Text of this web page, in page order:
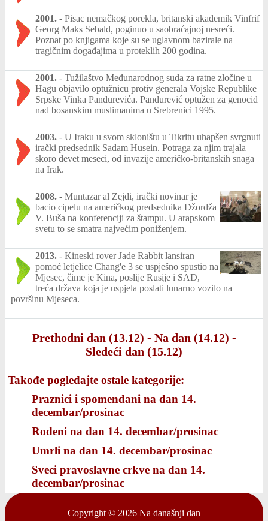
2001. - Pisac nemačkog porekla, britanski akademik Vinfrif
Georg Maks Sebald, poginuo u saobraćajnoj nesreći.
Poznat po knjigama koje su se uglavnom bazirale na
tragičnim događajima u proteklih 200 godina.
2001. - Tužilaštvo Međunarodnog suda za ratne zločine u
Hagu objavilo optužnicu protiv generala Vojske Republike
Srpske Vinka Pandurevića. Pandurević optužen za genocid
nad bosanskim muslimanima u Srebrenici 1995.
2003. - U Iraku u svom skloništu u Tikritu uhapšen svrgnuti
irački predsednik Sadam Husein. Potraga za njim trajala
skoro devet meseci, od invazije američko-britanskih snaga
na Irak.
2008. - Muntazar al Zejdi, irački novinar je
bacio cipelu na američkog predsednika Džordža
V. Buša na konferenciji za štampu. U arapskom
svetu to se smatra najvećim poniženjem.
2013. - Kineski rover Jade Rabbit lansiran
pomoć letjelice Chang'e 3 se uspješno spustio na
Mjesec, čime je Kina, poslije Rusije i SAD,
treća država koja je uspjela poslati lunarno vozilo na
površinu Mjeseca.
Prethodni dan (13.12) - Na dan (14.12) -
Sledeći dan (15.12)
Takođe pogledajte ostale kategorije:
Praznici i spomendani na dan 14.
decembar/prosinac
Rođeni na dan 14. decembar/prosinac
Umrli na dan 14. decembar/prosinac
Sveci pravoslavne crkve na dan 14.
decembar/prosinac
Copyright © 2026 Na današnji dan